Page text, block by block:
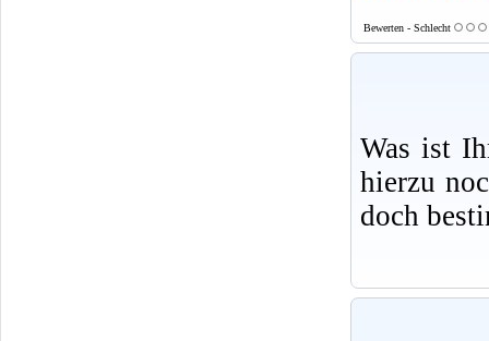
Bewerten - Schlecht
Was ist
hierzu
doch